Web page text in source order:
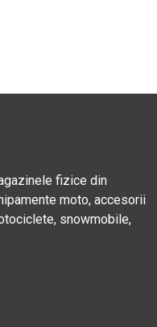
fizice din
moto, accesorii
snowmobile,